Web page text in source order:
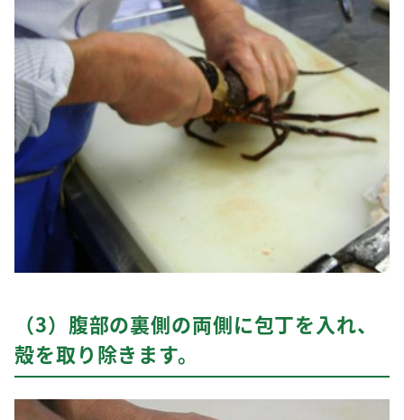
（3）腹部の裏側の両側に包丁を入れ、
殻を取り除きます。